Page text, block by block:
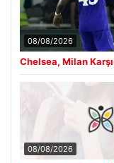
08/08/2026
Chelsea, Milan
08/08/2026